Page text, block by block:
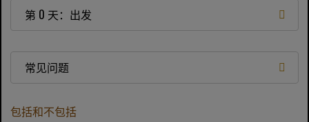
第 0 天：出发
常见问题
包括和不包括